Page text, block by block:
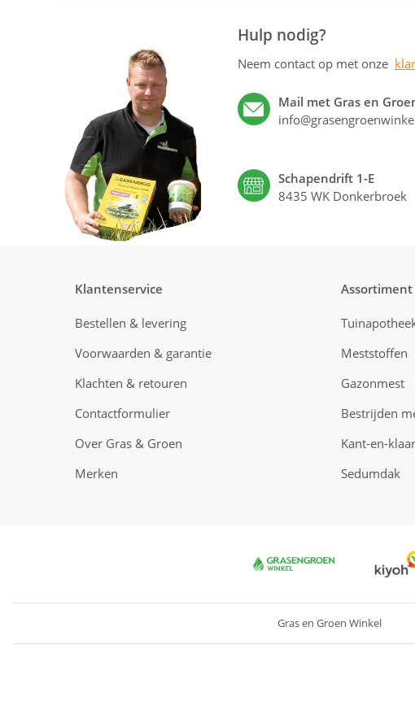
Hulp nodig?
Neem contact op met onze
Mail met Gras en
Schapendrift 1-E
8435 WK Donkerbroek
Klantenservice
Bestellen & levering
Voorwaarden & garantie
Klachten & retouren
Contactformulier
Over Gras & Groen
Merken
Meststoffen
Gazonmest
Bestrijden
Kant-en-
Sedumdak
Gras en Groen Winkel